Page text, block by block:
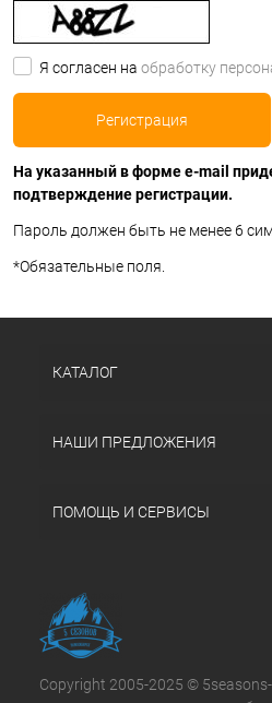
Я согласен на обработку
На указанный в форме e-mail
подтверждение регистрации.
Пароль должен быть не менее 6
*Обязательные поля.
КАТАЛОГ
НАШИ ПРЕДЛОЖЕНИЯ
ПОМОЩЬ И СЕРВИСЫ
Copyright 2005-2025 ©